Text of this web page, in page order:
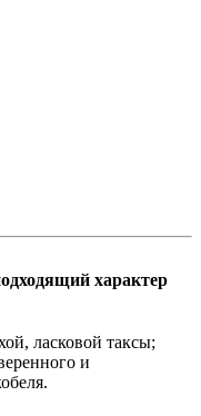
характер
ласковой таксы;
и